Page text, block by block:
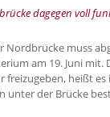
dagegen voll
Nordbrücke muss
am 19. Juni mit.
freizugeben, heißt
der Brücke